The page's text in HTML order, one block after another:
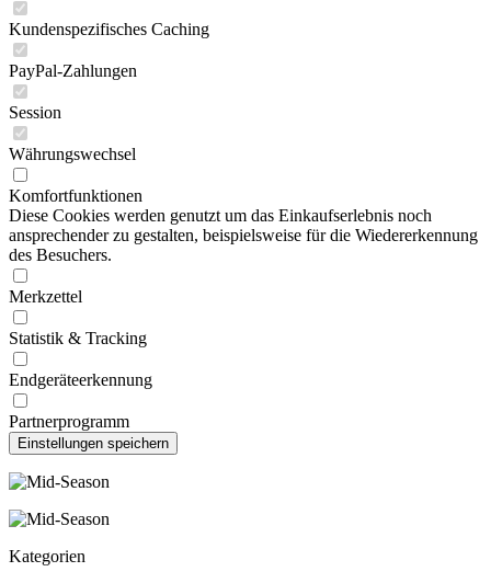
Kundenspezifisches Caching
PayPal-Zahlungen
Session
Währungswechsel
Komfortfunktionen
Diese Cookies werden genutzt um das Einkaufserlebnis noch
ansprechender zu gestalten, beispielsweise für die Wiedererkennung
des Besuchers.
Merkzettel
Statistik & Tracking
Endgeräteerkennung
Partnerprogramm
Kategorien